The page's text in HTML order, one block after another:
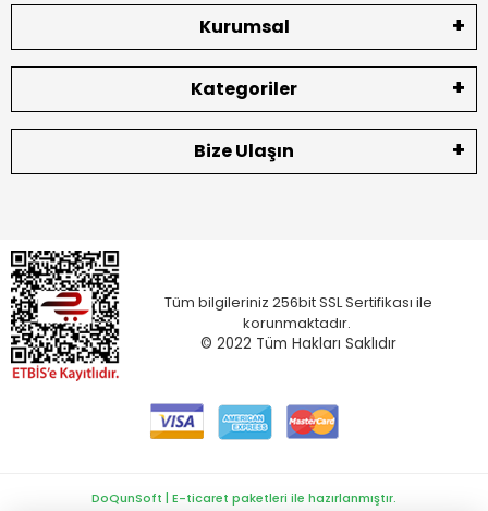
Kurumsal
Kategoriler
Bize Ulaşın
Tüm bilgileriniz 256bit SSL Sertifikası ile
korunmaktadır.
© 2022 Tüm Hakları Saklıdır
DoQunSoft | E-ticaret paketleri ile hazırlanmıştır.